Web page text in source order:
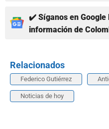
✔️ Síganos en Google
información de
Relacionados
Federico Gutiérrez
Noticias de hoy